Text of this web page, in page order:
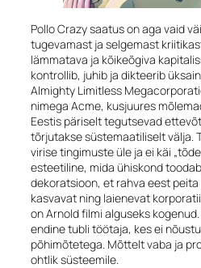
Pollo Crazy saatus on aga vaid
tugevamast ja selgemast
lämmatava ja kõikeõgiva
kontrollib, juhib ja dikteerib
Almighty Limitless
nimega Acme, kusjuures
Eestis päriselt tegutsevad
tõrjutakse süstemaatiliselt välja.
virise tingimuste üle ja ei käi
esteetiline, mida ühiskond
dekoratsioon, et rahva eest
kasvavat ning laienevat
on Arnold filmi alguseks
endine tubli töötaja, kes ei
põhimõtetega. Mõttelt vaba ja
ohtlik süsteemile.